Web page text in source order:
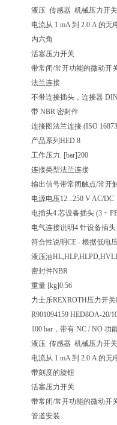
液压 传感器 机械压力开
电流从 1 mA 到 2.0 A 的
内六角
活塞压力开关
带常闭/常开功能的微动开
法兰连接
不带连接插头，连接器
带 NBR 密封件
连接图法兰连接 (ISO
产品系列 HED 8
工作压力. [bar]200
连接类型法兰连接
输出信号带常闭触点/常开
电源电压12...250 V AC/DC
电插头4 芯设备插头 (3 +
电气连接说明4 针设备插头
符合性说明CE - 根据低电
液压油
密封件NBR
重量 [kg]0.56
力士乐REXROTH压力开
R901094159 HED8OA-20/
100 bar，带有 NC / NO 功
液压 传感器 机械压力开
电流从 1 mA 到 2.0 A 的
带刻度的旋钮
活塞压力开关
带常闭/常开功能的微动开
管道安装